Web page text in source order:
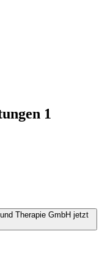
1
Therapie GmbHjetzt